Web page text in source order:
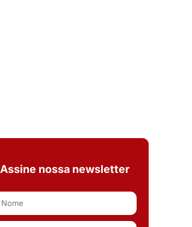
Assine nossa newsletter